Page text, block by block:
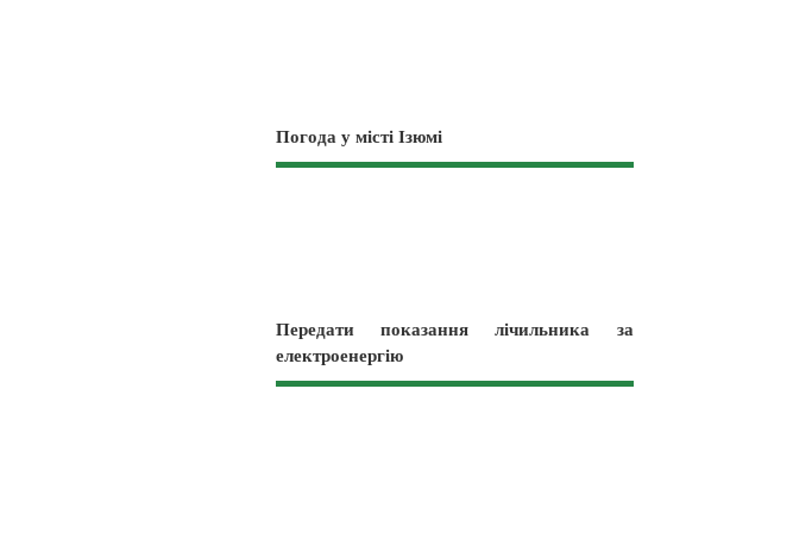
Погода у місті Ізюмі
Передати показання лічильника за
електроенергію